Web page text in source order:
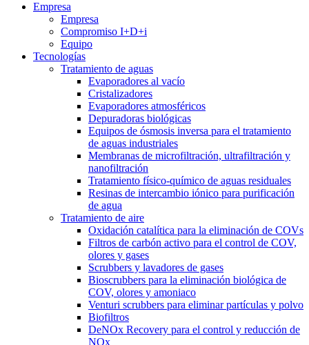
Empresa
Empresa
Compromiso I+D+i
Equipo
Tecnologías
Tratamiento de aguas
Evaporadores al vacío
Cristalizadores
Evaporadores atmosféricos
Depuradoras biológicas
Equipos de ósmosis inversa para el tratamiento
de aguas industriales
Membranas de microfiltración, ultrafiltración y
nanofiltración
Tratamiento físico-químico de aguas residuales
Resinas de intercambio iónico para purificación
de agua
Tratamiento de aire
Oxidación catalítica para la eliminación de COVs
Filtros de carbón activo para el control de COV,
olores y gases
Scrubbers y lavadores de gases
Bioscrubbers para la eliminación biológica de
COV, olores y amoniaco
Venturi scrubbers para eliminar partículas y polvo
Biofiltros
DeNOx Recovery para el control y reducción de
NOx